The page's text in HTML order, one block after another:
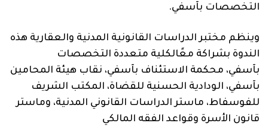
التخصصات بآسفي.
وينظم مختبر الدراسات القانونية المدنية والعقارية هذه
الندوة بشراكة معًالكلية متعددة التخصصات
بآسفي، محكمة الاستئناف بآسفي، نقاب هيئة المحامين
بآسفي، الودادية الحسنية للقضاة، المكتب الشريف
للفوسفاط، ماستر الدراسات القانوني المدنية، وماستر
قانون الأسرة وقواعد الفقه المالكي